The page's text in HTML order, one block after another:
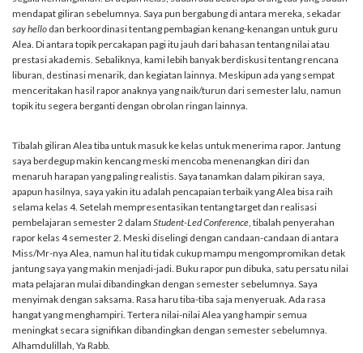
mendapat giliran sebelumnya. Saya pun bergabung di antara mereka, sekadar
say hello dan berkoordinasi tentang pembagian kenang-kenangan untuk guru
Alea. Di antara topik percakapan pagi itu jauh dari bahasan tentang nilai atau
prestasi akademis. Sebaliknya, kami lebih banyak berdiskusi tentang rencana
liburan, destinasi menarik, dan kegiatan lainnya. Meskipun ada yang sempat
menceritakan hasil rapor anaknya yang naik/turun dari semester lalu, namun
topik itu segera berganti dengan obrolan ringan lainnya.
Tibalah giliran Alea tiba untuk masuk ke kelas untuk menerima rapor. Jantung
saya berdegup makin kencang meski mencoba menenangkan diri dan
menaruh harapan yang paling realistis. Saya tanamkan dalam pikiran saya,
apapun hasilnya, saya yakin itu adalah pencapaian terbaik yang Alea bisa raih
selama kelas 4. Setelah mempresentasikan tentang target dan realisasi
pembelajaran semester 2 dalam Student-Led Conference, tibalah penyerahan
rapor kelas 4 semester 2. Meski diselingi dengan candaan-candaan di antara
Miss/Mr-nya Alea, namun hal itu tidak cukup mampu mengompromikan detak
jantung saya yang makin menjadi-jadi. Buku rapor pun dibuka, satu persatu nilai
mata pelajaran mulai dibandingkan dengan semester sebelumnya. Saya
menyimak dengan saksama. Rasa haru tiba-tiba saja menyeruak. Ada rasa
hangat yang menghampiri. Tertera nilai-nilai Alea yang hampir semua
meningkat secara signifikan dibandingkan dengan semester sebelumnya.
Alhamdulillah, Ya Rabb.